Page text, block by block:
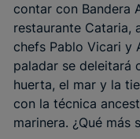
contar con Bandera
restaurante Cataria,
chefs Pablo Vicari y
paladar se deleitará
huerta, el mar y la
con la técnica
marinera. ¿Qué más